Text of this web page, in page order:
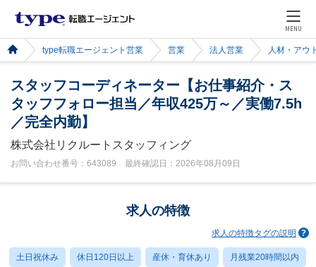
MENU
type転職エージェント営業 営業 法人営業 人材・アウ
スタッフコーディネーター【お仕事紹介・ス
タッフフォロー担当／年収425万～／実働7.5h
／完全内勤】
株式会社リクルートスタッフィング
お問い合わせ番号：643089 最終確認日：2026年08月09日
求人の特徴
求人の特徴タグの説明
土日祝休み 休日120日以上 産休・育休あり 月残業20時間以内